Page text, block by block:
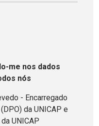
me nos dados
nós
- Encarregado
da UNICAP e
UNICAP